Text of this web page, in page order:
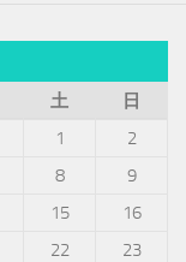
土
日
1
2
8
9
15
16
22
23